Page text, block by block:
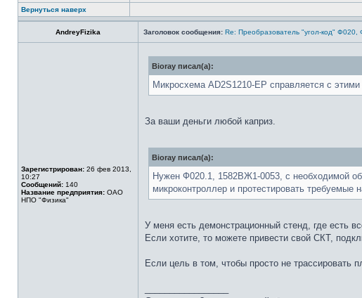
Вернуться наверх
AndreyFizika Заголовок сообщения: Re: Преобразователь "угол-код" Ф020,
Зарегистрирован: 26 фев 2013,
10:27
Сообщений: 140
Название предприятия: ОАО
НПО "Физика"
Bioray писал(а):
Микросхема AD2S1210-EP справляется с
За ваши деньги любой каприз.
Bioray писал(а):
Нужен Ф020.1, 1582ВЖ1-0053, с необходимой
микроконтроллер и протестировать
У меня есть демонстрационный стенд, где есть
Если хотите, то можете привести свой СКТ,
Если цель в том, чтобы просто не